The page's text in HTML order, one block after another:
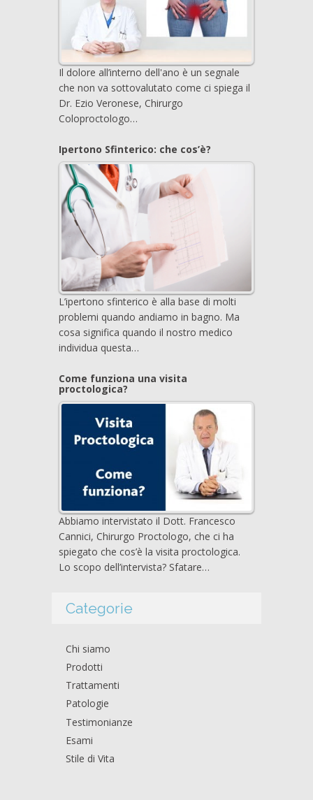
Il dolore all’interno dell'ano è un segnale
che non va sottovalutato come ci spiega il
Dr. Ezio Veronese, Chirurgo
Coloproctologo…
Ipertono Sfinterico: che cos’è?
L’ipertono sfinterico è alla base di molti
problemi quando andiamo in bagno. Ma
cosa significa quando il nostro medico
individua questa…
Come funziona una visita
proctologica?
Abbiamo intervistato il Dott. Francesco
Cannici, Chirurgo Proctologo, che ci ha
spiegato che cos’è la visita proctologica.
Lo scopo dell’intervista? Sfatare…
Categorie
Chi siamo
Prodotti
Trattamenti
Patologie
Testimonianze
Esami
Stile di Vita